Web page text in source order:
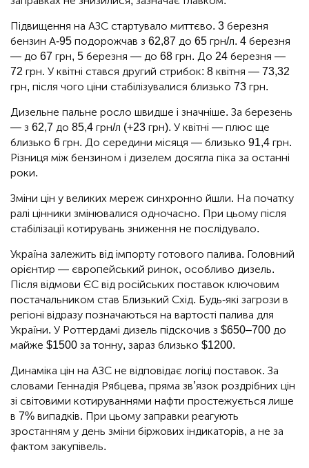
Підвищення на АЗС стартувало миттєво. 3 березня
бензин А-95 подорожчав з 62,87 до 65 грн/л. 4 березня
— до 67 грн, 5 березня — до 68 грн. До 24 березня —
72 грн. У квітні стався другий стрибок: 8 квітня — 73,32
грн, після чого ціни стабілізувалися близько 73 грн.
Дизельне пальне росло швидше і значніше. За березень
— з 62,7 до 85,4 грн/л (+23 грн). У квітні — плюс ще
близько 6 грн. До середини місяця — близько 91,4 грн.
Різниця між бензином і дизелем досягла піка за останні
роки.
Зміни цін у великих мереж синхронно йшли. На початку
ралі цінники змінювалися одночасно. При цьому після
стабілізації котирувань зниження не послідувало.
Україна залежить від імпорту готового палива. Головний
орієнтир — європейський ринок, особливо дизель.
Після відмови ЄС від російських поставок ключовим
постачальником став Близький Схід. Будь-які загрози в
регіоні відразу позначаються на вартості палива для
України. У Роттердамі дизель підскочив з $650–700 до
майже $1500 за тонну, зараз близько $1200.
Динаміка цін на АЗС не відповідає логіці поставок. За
словами Геннадія Рябцева, пряма зв’язок роздрібних цін
зі світовими котируваннями нафти простежується лише
в 7% випадків. При цьому заправки реагують
зростанням у день зміни біржових індикаторів, а не за
фактом закупівель.